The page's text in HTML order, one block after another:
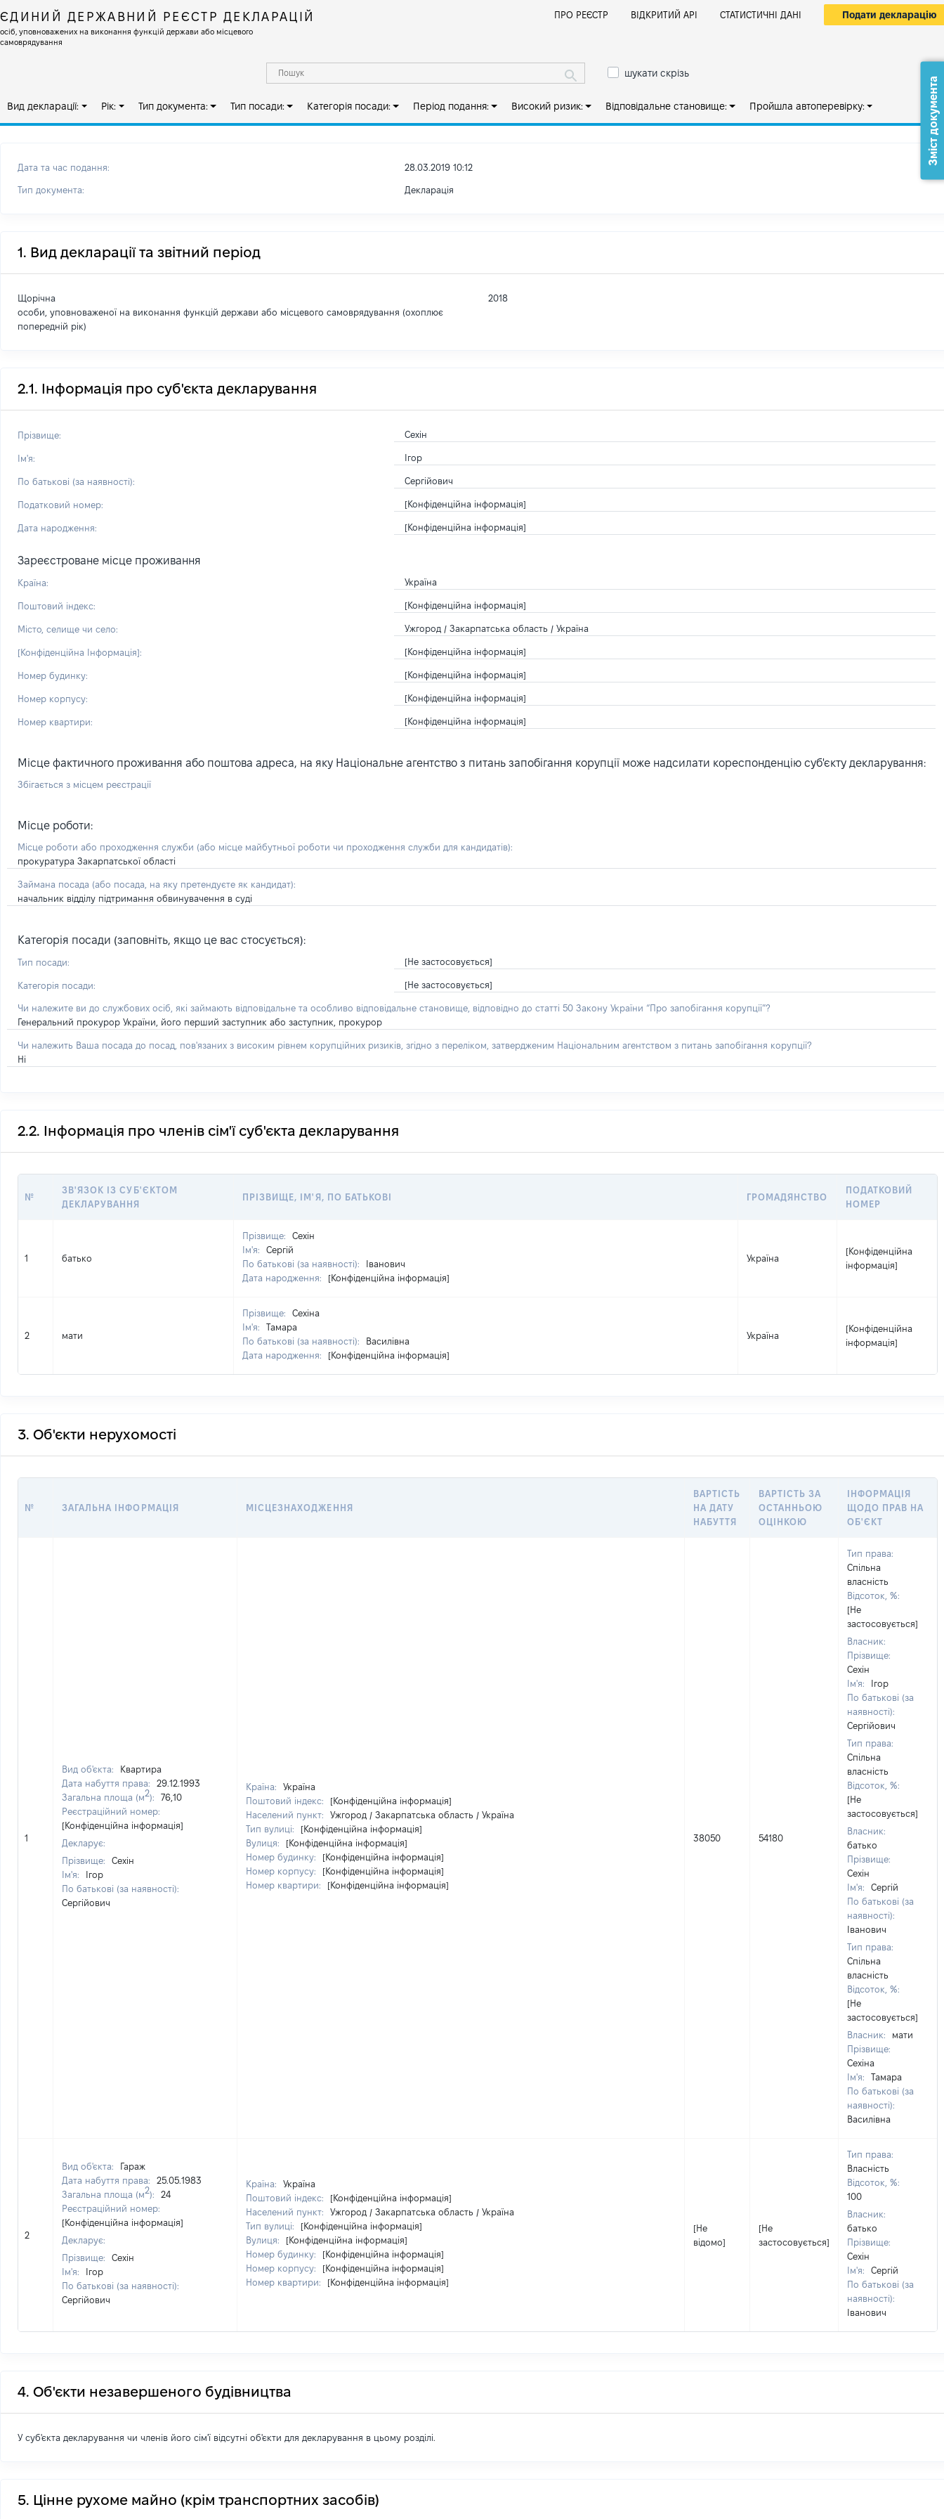
ЄДИНИЙ ДЕРЖАВНИЙ РЕЄСТР ДЕКЛАРАЦІЙ
осіб, уповноважених на виконання функцій держави або місцевого
самоврядування
ПРО РЕЄСТР ВІДКРИТИЙ АРІ СТАТИСТИЧНІ ДАНІ Подати декларацію
шукати скрізь
Вид декларації: Рік: Тип документа: Тип посади: Категорія посади: Період подання: Високий ризик: Відповідальне становище: Пройшла автоперевірку:
Дата та час подання: 28.03.2019 10:12
Тип документа: Декларація
1. Вид декларації та звітний період
Щорічна
особи, уповноваженої на виконання функцій держави або місцевого самоврядування (охоплює
попередній рік)
2018
2.1. Інформація про суб'єкта декларування
Прізвище: Сехін
Ім'я: Ігор
По батькові (за наявності): Сергійович
Податковий номер: [Конфіденційна інформація]
Дата народження: [Конфіденційна інформація]
Зареєстроване місце проживання
Країна: Україна
Поштовий індекс: [Конфіденційна інформація]
Місто, селище чи село: Ужгород / Закарпатська область / Україна
[Конфіденційна Інформація]: [Конфіденційна інформація]
Номер будинку: [Конфіденційна інформація]
Номер корпусу: [Конфіденційна інформація]
Номер квартири: [Конфіденційна інформація]
Місце фактичного проживання або поштова адреса, на яку Національне агентство з питань запобігання корупції може надсилати кореспонденцію суб'єкту декларування:
Збігається з місцем реєстрації
Місце роботи:
Місце роботи або проходження служби (або місце майбутньої роботи чи проходження служби для кандидатів):
прокуратура Закарпатської області
Займана посада (або посада, на яку претендуєте як кандидат):
начальник відділу підтримання обвинувачення в суді
Категорія посади (заповніть, якщо це вас стосується):
Тип посади: [Не застосовується]
Категорія посади: [Не застосовується]
Чи належите ви до службових осіб, які займають відповідальне та особливо відповідальне становище, відповідно до статті 50 Закону України “Про запобігання корупції”?
Генеральний прокурор України, його перший заступник або заступник, прокурор
Чи належить Ваша посада до посад, пов'язаних з високим рівнем корупційних ризиків, згідно з переліком, затвердженим Національним агентством з питань запобігання корупції?
Ні
2.2. Інформація про членів сім'ї суб'єкта декларування
№
ЗВ'ЯЗОК ІЗ СУБ'ЄКТОМ
ДЕКЛАРУВАННЯ
ПРІЗВИЩЕ, ІМ'Я, ПО БАТЬКОВІ ГРОМАДЯНСТВО
ПОДАТКОВИЙ
НОМЕР
1 батько
Прізвище:
Сехін
Ім'я:
Сергій
По батькові (за наявності):
Іванович
Дата народження:
[Конфіденційна інформація]
Україна
[Конфіденційна
інформація]
2 мати
Прізвище:
Сехіна
Ім'я:
Тамара
По батькові (за наявності):
Василівна
Дата народження:
[Конфіденційна інформація]
Україна
[Конфіденційна
інформація]
3. Об'єкти нерухомості
№ ЗАГАЛЬНА ІНФОРМАЦІЯ МІСЦЕЗНАХОДЖЕННЯ
ВАРТІСТЬ
НА ДАТУ
НАБУТТЯ
ВАРТІСТЬ ЗА
ОСТАННЬОЮ
ОЦІНКОЮ
ІНФОРМАЦІЯ
ЩОДО ПРАВ НА
ОБ'ЄКТ
1
Вид об'єкта:
Квартира
Дата набуття права:
29.12.1993
Загальна площа (м2):
76,10
Реєстраційний номер:
[Конфіденційна інформація]
Декларує:
Прізвище:
Сехін
Ім'я:
Ігор
По батькові (за наявності):
Сергійович
Країна:
Україна
Поштовий індекс:
[Конфіденційна інформація]
Населений пункт:
Ужгород / Закарпатська область / Україна
Тип вулиці:
[Конфіденційна інформація]
Вулиця:
[Конфіденційна інформація]
Номер будинку:
[Конфіденційна інформація]
Номер корпусу:
[Конфіденційна інформація]
Номер квартири:
[Конфіденційна інформація]
38050 54180
Тип права:
Спільна
власність
Відсоток, %:
[Не
застосовується]
Власник:
Прізвище:
Сехін
Ім'я:
Ігор
По батькові (за
наявності):
Сергійович
Тип права:
Спільна
власність
Відсоток, %:
[Не
застосовується]
Власник:
батько
Прізвище:
Сехін
Ім'я:
Сергій
По батькові (за
наявності):
Іванович
Тип права:
Спільна
власність
Відсоток, %:
[Не
застосовується]
Власник:
мати
Прізвище:
Сехіна
Ім'я:
Тамара
По батькові (за
наявності):
Василівна
2
Вид об'єкта:
Гараж
Дата набуття права:
25.05.1983
Загальна площа (м2):
24
Реєстраційний номер:
[Конфіденційна інформація]
Декларує:
Прізвище:
Сехін
Ім'я:
Ігор
По батькові (за наявності):
Сергійович
Країна:
Україна
Поштовий індекс:
[Конфіденційна інформація]
Населений пункт:
Ужгород / Закарпатська область / Україна
Тип вулиці:
[Конфіденційна інформація]
Вулиця:
[Конфіденційна інформація]
Номер будинку:
[Конфіденційна інформація]
Номер корпусу:
[Конфіденційна інформація]
Номер квартири:
[Конфіденційна інформація]
[Не
відомо]
[Не
застосовується]
Тип права:
Власність
Відсоток, %:
100
Власник:
батько
Прізвище:
Сехін
Ім'я:
Сергій
По батькові (за
наявності):
Іванович
4. Об'єкти незавершеного будівництва
У суб'єкта декларування чи членів його сім'ї відсутні об'єкти для декларування в цьому розділі.
5. Цінне рухоме майно (крім транспортних засобів)
Зміст документа